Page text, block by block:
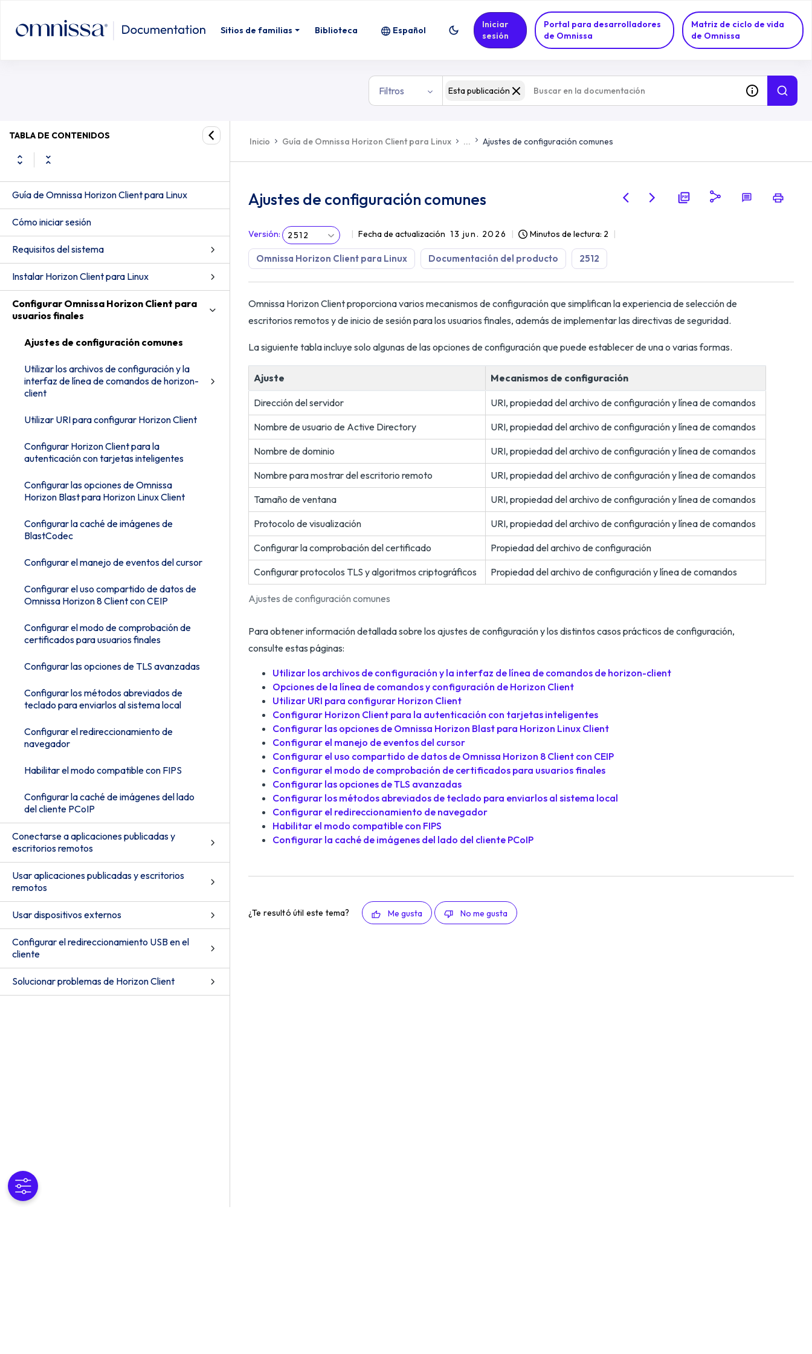
Sitios de familias Biblioteca
Portal para desarrolladores
de Omnissa
Matriz de ciclo de vida
de Omnissa
Español
Iniciar
sesión
Filtros Esta publicación
TABLA DE CONTENIDOS
Guía de Omnissa Horizon Client para Linux
Cómo iniciar sesión
Requisitos del sistema
Instalar Horizon Client para Linux
Configurar Omnissa Horizon Client para
usuarios finales
Ajustes de configuración comunes
Utilizar los archivos de configuración y la
interfaz de línea de comandos de horizon-
client
Utilizar URI para configurar Horizon Client
Configurar Horizon Client para la
autenticación con tarjetas inteligentes
Configurar las opciones de Omnissa
Horizon Blast para Horizon Linux Client
Configurar la caché de imágenes de
BlastCodec
Configurar el manejo de eventos del cursor
Configurar el uso compartido de datos de
Omnissa Horizon 8 Client con CEIP
Configurar el modo de comprobación de
certificados para usuarios finales
Configurar las opciones de TLS avanzadas
Configurar los métodos abreviados de
teclado para enviarlos al sistema local
Configurar el redireccionamiento de
navegador
Habilitar el modo compatible con FIPS
Configurar la caché de imágenes del lado
del cliente PCoIP
Conectarse a aplicaciones publicadas y
escritorios remotos
Usar aplicaciones publicadas y escritorios
remotos
Usar dispositivos externos
Configurar el redireccionamiento USB en el
cliente
Solucionar problemas de Horizon Client
Inicio Guía de Omnissa Horizon Client para Linux ... Ajustes de configuración comunes
Ajustes de configuración comunes
Versión: 2512 Fecha de actualización 13 jun. 2026 Minutos de lectura: 2
Omnissa Horizon Client para Linux Documentación del producto 2512
Omnissa Horizon Client proporciona varios mecanismos de configuración que simplifican la experiencia de selección de
escritorios remotos y de inicio de sesión para los usuarios finales, además de implementar las directivas de seguridad.
La siguiente tabla incluye solo algunas de las opciones de configuración que puede establecer de una o varias formas.
Ajustes de configuración comunes
Ajuste Mecanismos de configuración
Dirección del servidor
URI, propiedad del archivo de configuración y línea de comandos
Nombre de usuario de Active Directory
URI, propiedad del archivo de configuración y línea de comandos
Nombre de dominio
URI, propiedad del archivo de configuración y línea de comandos
Nombre para mostrar del escritorio remoto
URI, propiedad del archivo de configuración y línea de comandos
Tamaño de ventana
URI, propiedad del archivo de configuración y línea de comandos
Protocolo de visualización
URI, propiedad del archivo de configuración y línea de comandos
Configurar la comprobación del certificado
Propiedad del archivo de configuración
Configurar protocolos TLS y algoritmos criptográficos
Propiedad del archivo de configuración y línea de comandos
Para obtener información detallada sobre los ajustes de configuración y los distintos casos prácticos de configuración,
consulte estas páginas:
Utilizar los archivos de configuración y la interfaz de línea de comandos de horizon-client
Opciones de la línea de comandos y configuración de Horizon Client
Utilizar URI para configurar Horizon Client
Configurar Horizon Client para la autenticación con tarjetas inteligentes
Configurar las opciones de Omnissa Horizon Blast para Horizon Linux Client
Configurar el manejo de eventos del cursor
Configurar el uso compartido de datos de Omnissa Horizon 8 Client con CEIP
Configurar el modo de comprobación de certificados para usuarios finales
Configurar las opciones de TLS avanzadas
Configurar los métodos abreviados de teclado para enviarlos al sistema local
Configurar el redireccionamiento de navegador
Habilitar el modo compatible con FIPS
Configurar la caché de imágenes del lado del cliente PCoIP
¿Te resultó útil este tema? Me gusta No me gusta